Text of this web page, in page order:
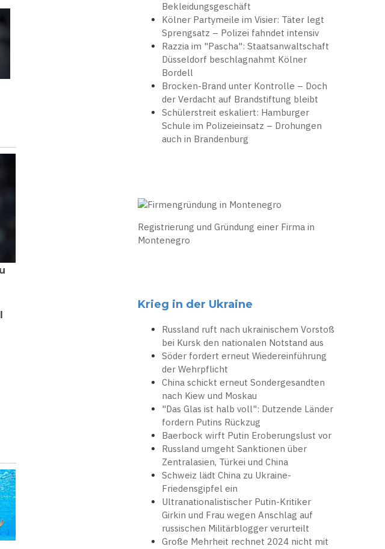
Bekleidungsgeschäft
Kölner Partymeile im Visier: Täter legt
Sprengsatz – Polizei fahndet intensiv
Razzia im "Pascha": Staatsanwaltschaft
Düsseldorf beschlagnahmt Kölner
Bordell
Brocken-Brand unter Kontrolle – Doch
der Verdacht auf Brandstiftung bleibt
Schülerstreit eskaliert: Hamburger
Schule im Polizeieinsatz – Drohungen
auch in Brandenburg
Registrierung und Gründung einer Firma in
Montenegro
Krieg in der Ukraine
Russland ruft nach ukrainischem Vorstoß
bei Kursk den nationalen Notstand aus
Söder fordert erneut Wiedereinführung
der Wehrpflicht
China schickt erneut Sondergesandten
nach Kiew und Moskau
"Das Glas ist halb voll": Dutzende Länder
fordern Putins Rückzug
Baerbock wirft Putin Eroberungslust vor
Russland umgeht Sanktionen über
Zentralasien, Türkei und China
Schweiz lädt China zu Ukraine-
Friedensgipfel ein
Ultranationalistischer Putin-Kritiker
Girkin und Frau wegen Anschlag auf
russischen Militärblogger verurteilt
Große Mehrheit rechnet 2024 nicht mit